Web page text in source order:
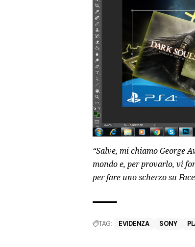
“Salve, mi chiamo George
mondo e, per provarlo, vi
per fare uno scherzo su
TAG: EVIDENZA SONY